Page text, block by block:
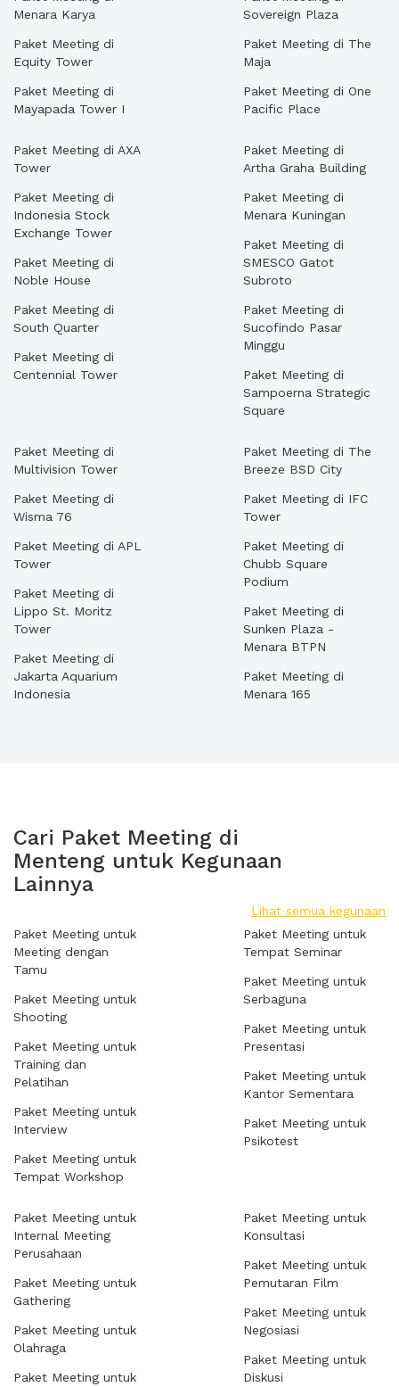
Menara Karya
Paket Meeting di
Equity Tower
Paket Meeting di
Mayapada Tower I
Sovereign Plaza
Paket Meeting di The
Maja
Paket Meeting di One
Pacific Place
Paket Meeting di AXA
Tower
Paket Meeting di
Indonesia Stock
Exchange Tower
Paket Meeting di
Noble House
Paket Meeting di
South Quarter
Paket Meeting di
Centennial Tower
Paket Meeting di
Artha Graha Building
Paket Meeting di
Menara Kuningan
Paket Meeting di
SMESCO Gatot
Subroto
Paket Meeting di
Sucofindo Pasar
Minggu
Paket Meeting di
Sampoerna Strategic
Square
Paket Meeting di
Multivision Tower
Paket Meeting di
Wisma 76
Paket Meeting di APL
Tower
Paket Meeting di
Lippo St. Moritz
Tower
Paket Meeting di
Jakarta Aquarium
Indonesia
Paket Meeting di The
Breeze BSD City
Paket Meeting di IFC
Tower
Paket Meeting di
Chubb Square
Podium
Paket Meeting di
Sunken Plaza -
Menara BTPN
Paket Meeting di
Menara 165
Cari Paket Meeting di
Menteng untuk Kegunaan
Lainnya
Lihat semua kegunaan
Paket Meeting untuk
Meeting dengan
Tamu
Paket Meeting untuk
Shooting
Paket Meeting untuk
Training dan
Pelatihan
Paket Meeting untuk
Interview
Paket Meeting untuk
Tempat Workshop
Paket Meeting untuk
Tempat Seminar
Paket Meeting untuk
Serbaguna
Paket Meeting untuk
Presentasi
Paket Meeting untuk
Kantor Sementara
Paket Meeting untuk
Psikotest
Paket Meeting untuk
Internal Meeting
Perusahaan
Paket Meeting untuk
Gathering
Paket Meeting untuk
Olahraga
Paket Meeting untuk
Paket Meeting untuk
Konsultasi
Paket Meeting untuk
Pemutaran Film
Paket Meeting untuk
Negosiasi
Paket Meeting untuk
Diskusi